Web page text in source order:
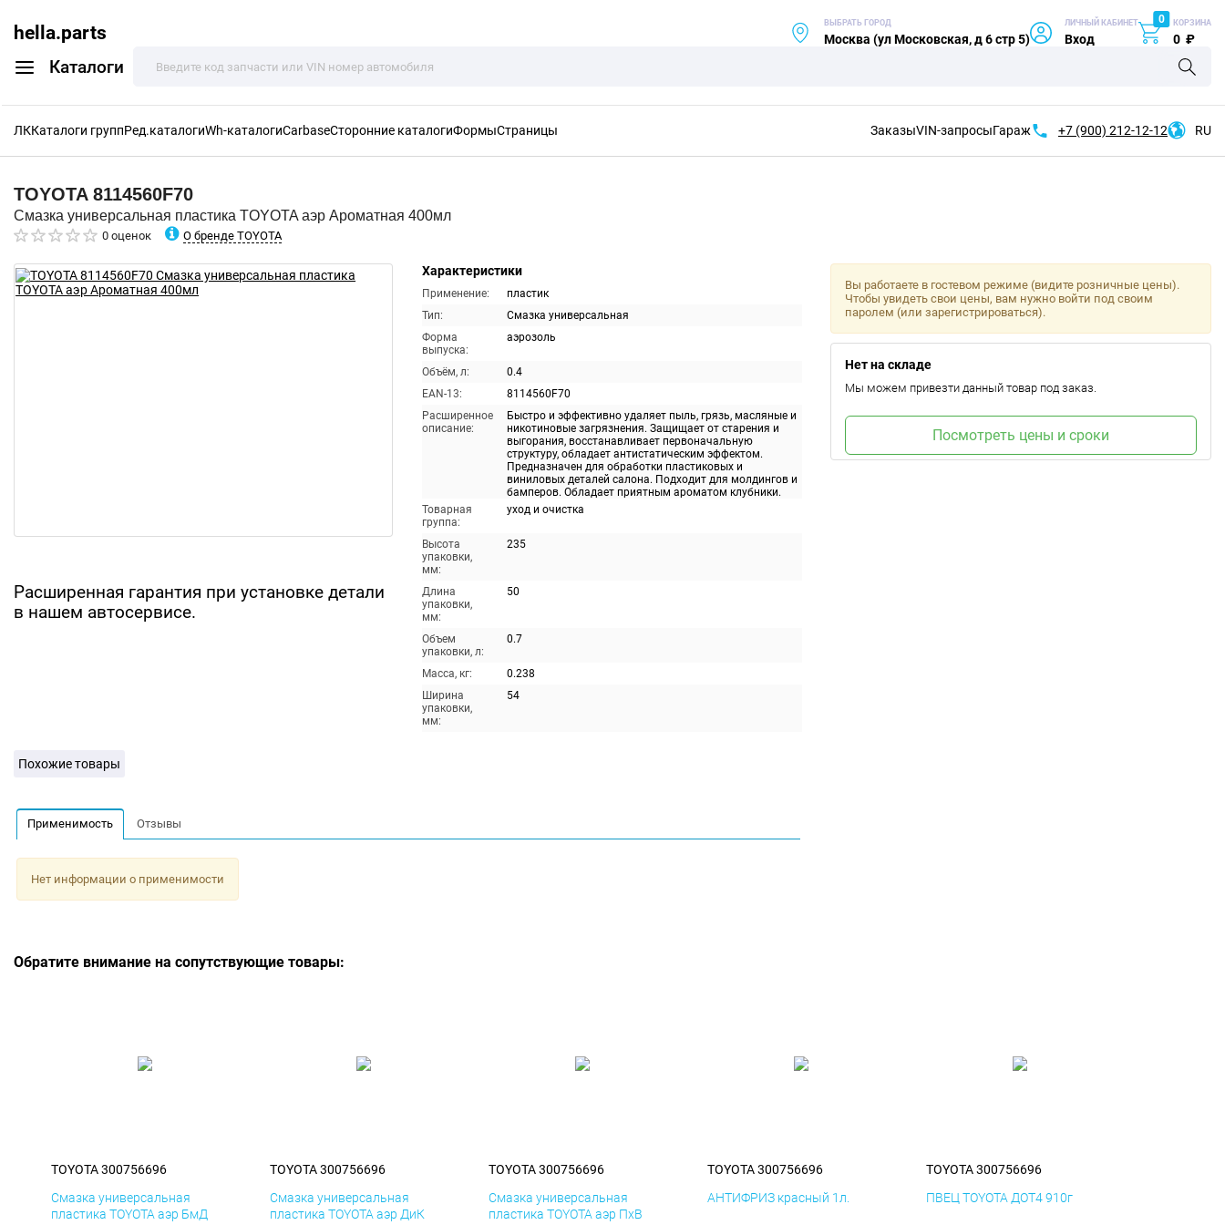
hella.parts
Каталоги
ВЫБРАТЬ ГОРОД
Москва (ул Московская, д 6 стр 5)
ЛИЧНЫЙ КАБИНЕТ
Вход
0 КОРЗИНА
0 ₽
ЛККаталоги группРед.каталогиWh-каталогиCarbaseСторонние каталогиФормыСтраницы ЗаказыVIN-запросыГараж +7 (900) 212-12-12 RU
TOYOTA 8114560F70
Смазка универсальная пластика TOYOTA аэр Ароматная 400мл
0 оценок О бренде TOYOTA
Расширенная гарантия при установке детали
в нашем автосервисе.
Характеристики
Применение:
пластик
Тип:
Смазка универсальная
Форма
выпуска:
аэрозоль
Объём, л:
0.4
EAN-13:
8114560F70
Расширенное
описание:
Быстро и эффективно удаляет пыль, грязь, масляные и
никотиновые загрязнения. Защищает от старения и
выгорания, восстанавливает первоначальную
структуру, обладает антистатическим эффектом.
Предназначен для обработки пластиковых и
виниловых деталей салона. Подходит для молдингов и
бамперов. Обладает приятным ароматом клубники.
Товарная
группа:
уход и очистка
Высота
упаковки,
мм:
235
Длина
упаковки,
мм:
50
Объем
упаковки, л:
0.7
Масса, кг:
0.238
Ширина
упаковки,
мм:
54
Вы работаете в гостевом режиме (видите розничные цены).
Чтобы увидеть свои цены, вам нужно войти под своим
паролем (или зарегистрироваться).
Нет на складе
Мы можем привезти данный товар под заказ.
Посмотреть цены и сроки
Похожие товары
Применимость Отзывы
Нет информации о применимости
Обратите внимание на сопутствующие товары:
TOYOTA 300756696
Смазка универсальная
пластика TOYOTA аэр БмД
TOYOTA 300756696
Смазка универсальная
пластика TOYOTA аэр ДиК
TOYOTA 300756696
Смазка универсальная
пластика TOYOTA аэр ПхВ
TOYOTA 300756696
АНТИФРИЗ красный 1л.
TOYOTA 300756696
ПВЕЦ TOYOTA ДОТ4 910г